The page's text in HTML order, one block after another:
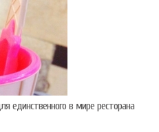
единственного в мире ресторана